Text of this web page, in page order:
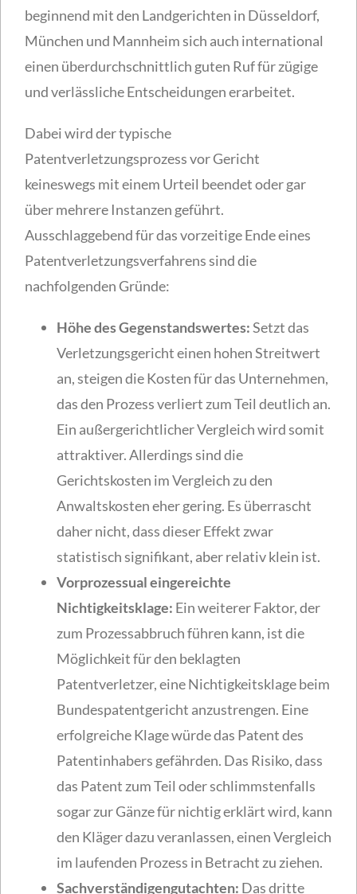
beginnend mit den Landgerichten in Düsseldorf,
München und Mannheim sich auch international
einen überdurchschnittlich guten Ruf für zügige
und verlässliche Entscheidungen erarbeitet.
Dabei wird der typische
Patentverletzungsprozess vor Gericht
keineswegs mit einem Urteil beendet oder gar
über mehrere Instanzen geführt.
Ausschlaggebend für das vorzeitige Ende eines
Patentverletzungsverfahrens sind die
nachfolgenden Gründe:
Höhe des Gegenstandswertes:Setzt das
Verletzungsgericht einen hohen Streitwert
an, steigen die Kosten für das Unternehmen,
das den Prozess verliert zum Teil deutlich an.
Ein außergerichtlicher Vergleich wird somit
attraktiver. Allerdings sind die
Gerichtskosten im Vergleich zu den
Anwaltskosten eher gering. Es überrascht
daher nicht, dass dieser Effekt zwar
statistisch signifikant, aber relativ klein ist.
Vorprozessual eingereichte
Nichtigkeitsklage: Ein weiterer Faktor, der
zum Prozessabbruch führen kann, ist die
Möglichkeit für den beklagten
Patentverletzer, eine Nichtigkeitsklage beim
Bundespatentgericht anzustrengen. Eine
erfolgreiche Klage würde das Patent des
Patentinhabers gefährden. Das Risiko, dass
das Patent zum Teil oder schlimmstenfalls
sogar zur Gänze für nichtig erklärt wird, kann
den Kläger dazu veranlassen, einen Vergleich
im laufenden Prozess in Betracht zu ziehen.
Sachverständigengutachten: Das dritte